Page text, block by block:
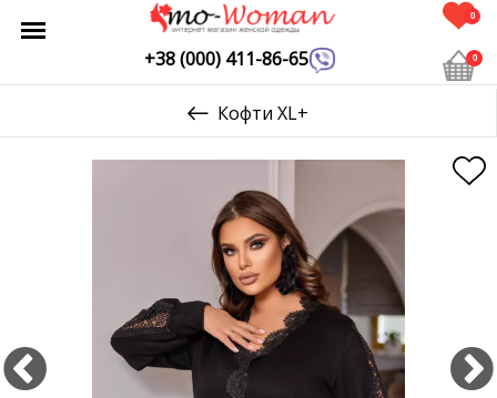
+38 (000) 411-86-65
0
0
Кофти XL+